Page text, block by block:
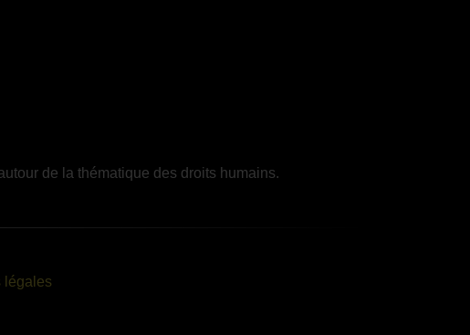
de la thématique des droits humains.
légales